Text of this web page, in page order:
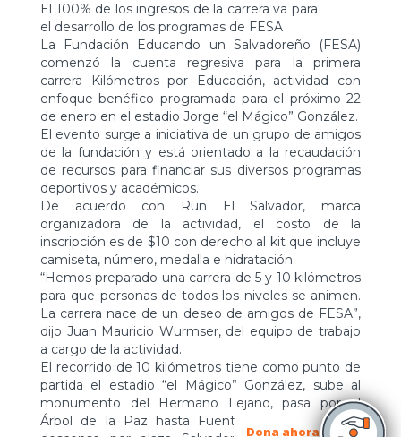
Dona ahora
El 100% de los ingresos de la carrera va para
el desarrollo de los programas de FESA
La Fundación Educando un Salvadoreño (FESA)
comenzó la cuenta regresiva para la primera
carrera Kilómetros por Educación, actividad con
enfoque benéfico programada para el próximo 22
de enero en el estadio Jorge “el Mágico” González.
El evento surge a iniciativa de un grupo de amigos
de la fundación y está orientado a la recaudación
de recursos para financiar sus diversos programas
deportivos y académicos.
De acuerdo con Run El Salvador, marca
organizadora de la actividad, el costo de la
inscripción es de $10 con derecho al kit que incluye
camiseta, número, medalla e hidratación.
“Hemos preparado una carrera de 5 y 10 kilómetros
para que personas de todos los niveles se animen.
La carrera nace de un deseo de amigos de FESA”,
dijo Juan Mauricio Wurmser, del equipo de trabajo
a cargo de la actividad.
El recorrido de 10 kilómetros tiene como punto de
partida el estadio “el Mágico” González, sube al
monumento del Hermano Lejano, pasa por el
Árbol de la Paz hasta Fuentes Beethoven con